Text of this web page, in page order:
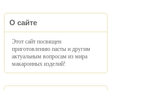
О сайте
Этот сайт посвящен
приготовлению пасты и другим
актуальным вопросам из мира
макаронных изделий!